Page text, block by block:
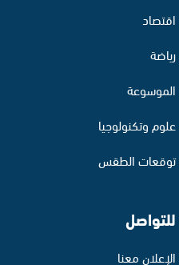
اقتصاد
رياضة
الموسوعة
علوم وتكنولوجيا
توقعات الطقس
للتواصل
الإعلان معنا